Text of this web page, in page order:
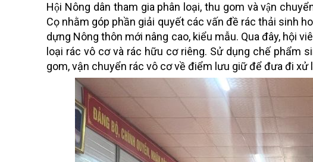
Hội Nông dân tham gia phân loại, thu gom và vận
Cọ nhằm góp phần giải quyết các vấn đề rác thải sinh
dựng Nông thôn mới nâng cao, kiểu mẫu. Qua đây, hội
loại rác vô cơ và rác hữu cơ riêng. Sử dụng chế phẩm
gom, vận chuyển rác vô cơ về điểm lưu giữ để đưa đi xử